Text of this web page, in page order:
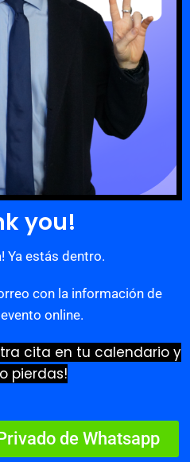
you!
Ya estás dentro.
con la información de
online.
cita en tu calendario y
pierdas!
de Whatsapp